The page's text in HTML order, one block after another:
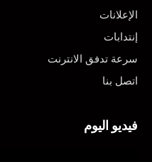
الإعلانات
إنتدابات
سرعة تدفق الانترنت
اتصل بنا
فيديو اليوم